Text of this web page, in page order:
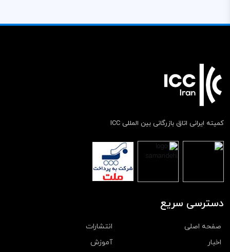
کمیته ایرانی اتاق بازرگانی بین المللی ICC
دسترسی سریع
صفحه اصلی
انتشارات
اخبار
آموزش